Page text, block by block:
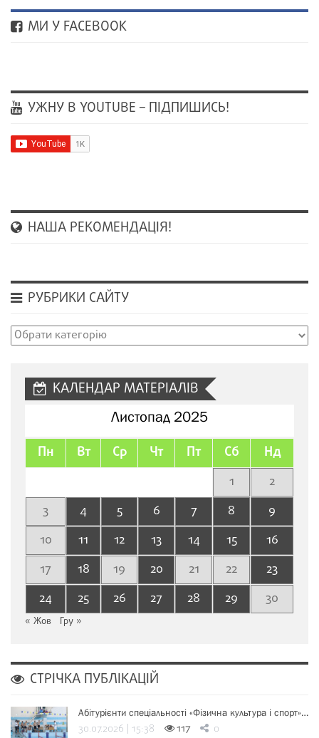
МИ У FACEBOOK
УЖНУ В YOUTUBE – ПІДПИШИСЬ!
НАША РЕКОМЕНДАЦІЯ!
РУБРИКИ САЙТУ
Рубрики
КАЛЕНДАР МАТЕРІАЛІВ
Листопад 2025
Пн Вт Ср Чт Пт Сб Нд
1
2
3
4 5 6 7 8
9
10
11 12 13 14 15
16
17
18 19 20 21 22
23
24
25 26 27 28 29 30
« Жов Гру »
СТРІЧКА ПУБЛІКАЦІЙ
Абітурієнти спеціальності «Фізична культура і спорт»…
30.07.2026 | 15:38 117 0